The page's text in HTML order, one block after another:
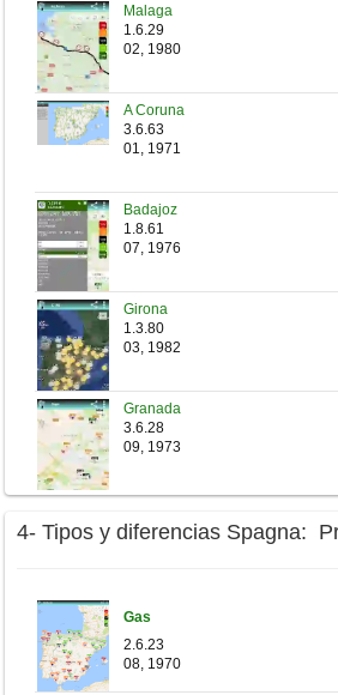
Malaga
1.6.29
02, 1980
A Coruna
3.6.63
01, 1971
Badajoz
1.8.61
07, 1976
Girona
1.3.80
03, 1982
Granada
3.6.28
09, 1973
4- Tipos y diferencias Spagna:
Gas
2.6.23
08, 1970